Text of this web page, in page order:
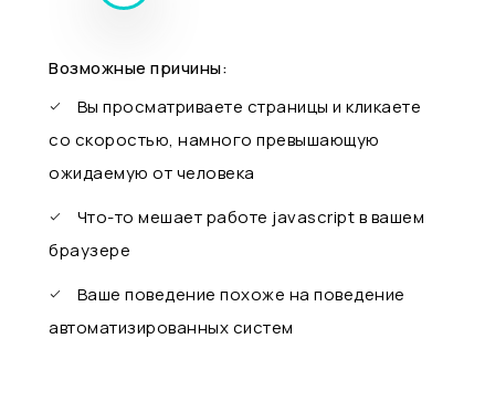
Возможные причины:
Вы просматриваете страницы и кликаете
со скоростью, намного превышающую
ожидаемую от человека
Что-то мешает работе javascript в вашем
браузере
Ваше поведение похоже на поведение
автоматизированных систем